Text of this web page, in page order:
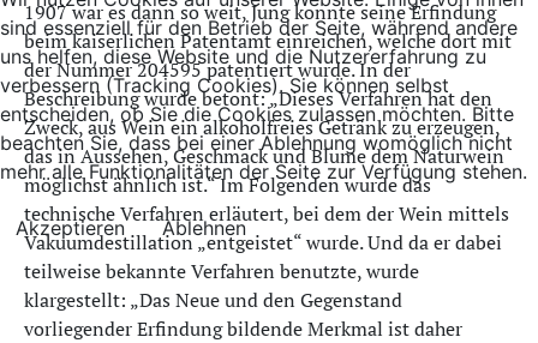
1907 war es dann so weit, Jung konnte seine Erfindung
beim kaiserlichen Patentamt einreichen, welche dort mit
der Nummer 204595 patentiert wurde. In der
Beschreibung wurde betont: „Dieses Verfahren hat den
Zweck, aus Wein ein alkoholfreies Getränk zu erzeugen,
das in Aussehen, Geschmack und Blume dem Naturwein
möglichst ähnlich ist.“ Im Folgenden wurde das
technische Verfahren erläutert, bei dem der Wein mittels
Vakuumdestillation „entgeistet“ wurde. Und da er dabei
teilweise bekannte Verfahren benutzte, wurde
klargestellt: „Das Neue und den Gegenstand
vorliegender Erfindung bildende Merkmal ist daher
sind essenziell für den Betrieb der Seite, während andere
uns helfen, diese Website und die Nutzererfahrung zu
verbessern (Tracking Cookies). Sie können selbst
entscheiden, ob Sie die Cookies zulassen möchten. Bitte
beachten Sie, dass bei einer Ablehnung womöglich nicht
mehr alle Funktionalitäten der Seite zur Verfügung stehen.
Akzeptieren Ablehnen